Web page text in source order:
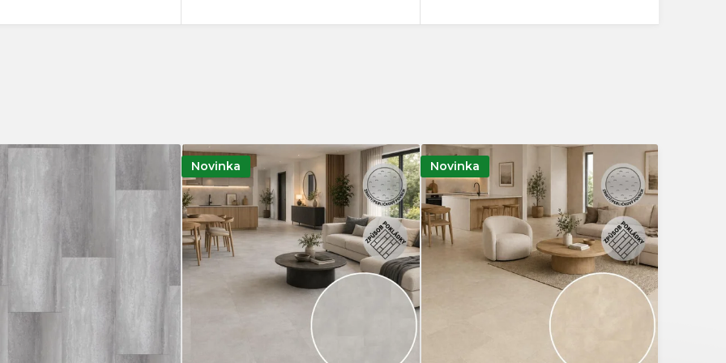
42 28
43 8
Jilm 4
Kámen 30
Kaštan 3
Novinka Novinka